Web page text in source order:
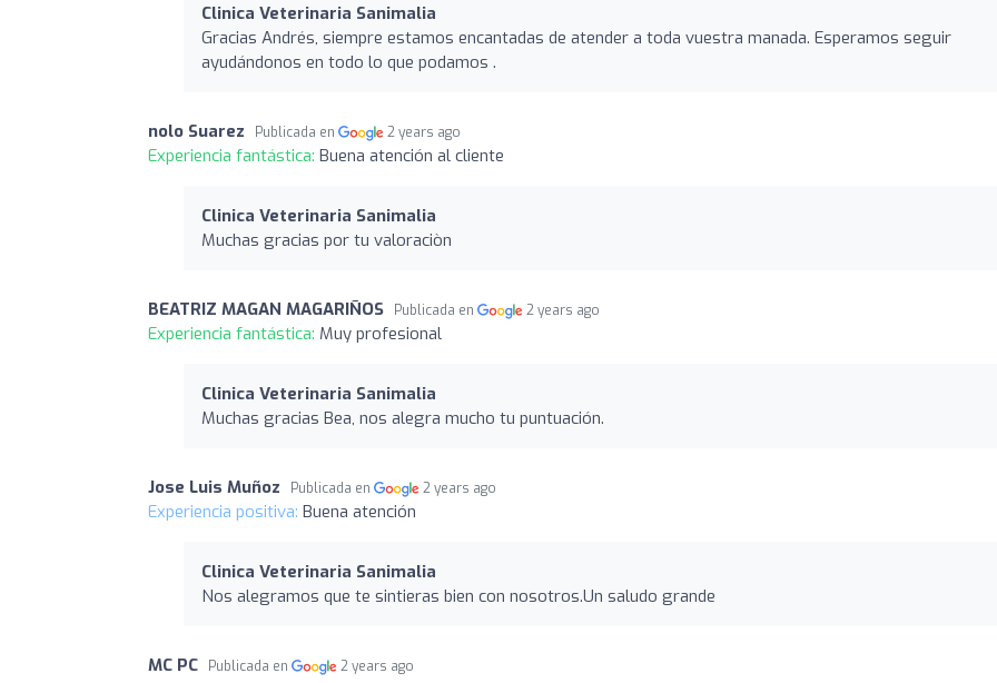
Clinica Veterinaria Sanimalia
Gracias Andrés, siempre estamos encantadas de atender a toda vuestra manada. Esperamos seguir
ayudándonos en todo lo que podamos .
nolo Suarez Publicada en 2 years ago
Experiencia fantástica: Buena atención al cliente
Clinica Veterinaria Sanimalia
Muchas gracias por tu valoraciòn
BEATRIZ MAGAN MAGARIÑOS Publicada en 2 years ago
Experiencia fantástica: Muy profesional
Clinica Veterinaria Sanimalia
Muchas gracias Bea, nos alegra mucho tu puntuación.
Jose Luis Muñoz Publicada en 2 years ago
Experiencia positiva: Buena atención
Clinica Veterinaria Sanimalia
Nos alegramos que te sintieras bien con nosotros.Un saludo grande
MC PC Publicada en 2 years ago